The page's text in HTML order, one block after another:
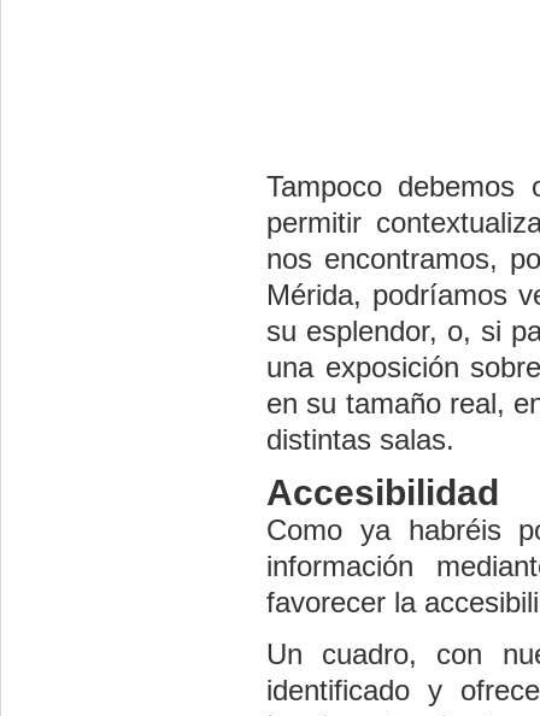
Tampoco debemos
permitir
nos encontramos,
Mérida, podríamos
su esplendor, o, si
una exposición
en su tamaño real,
distintas salas.
Accesibilidad
Como ya habréis
información
favorecer la
Un cuadro, con
identificado y